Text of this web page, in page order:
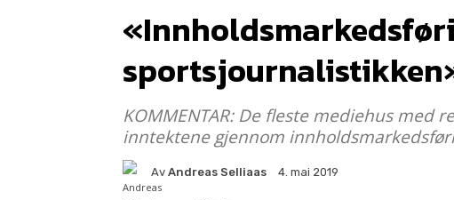
KOMMENTAR: De fleste mediehus med
inntektene gjennom
Av Andreas Selliaas 4. mai 2019